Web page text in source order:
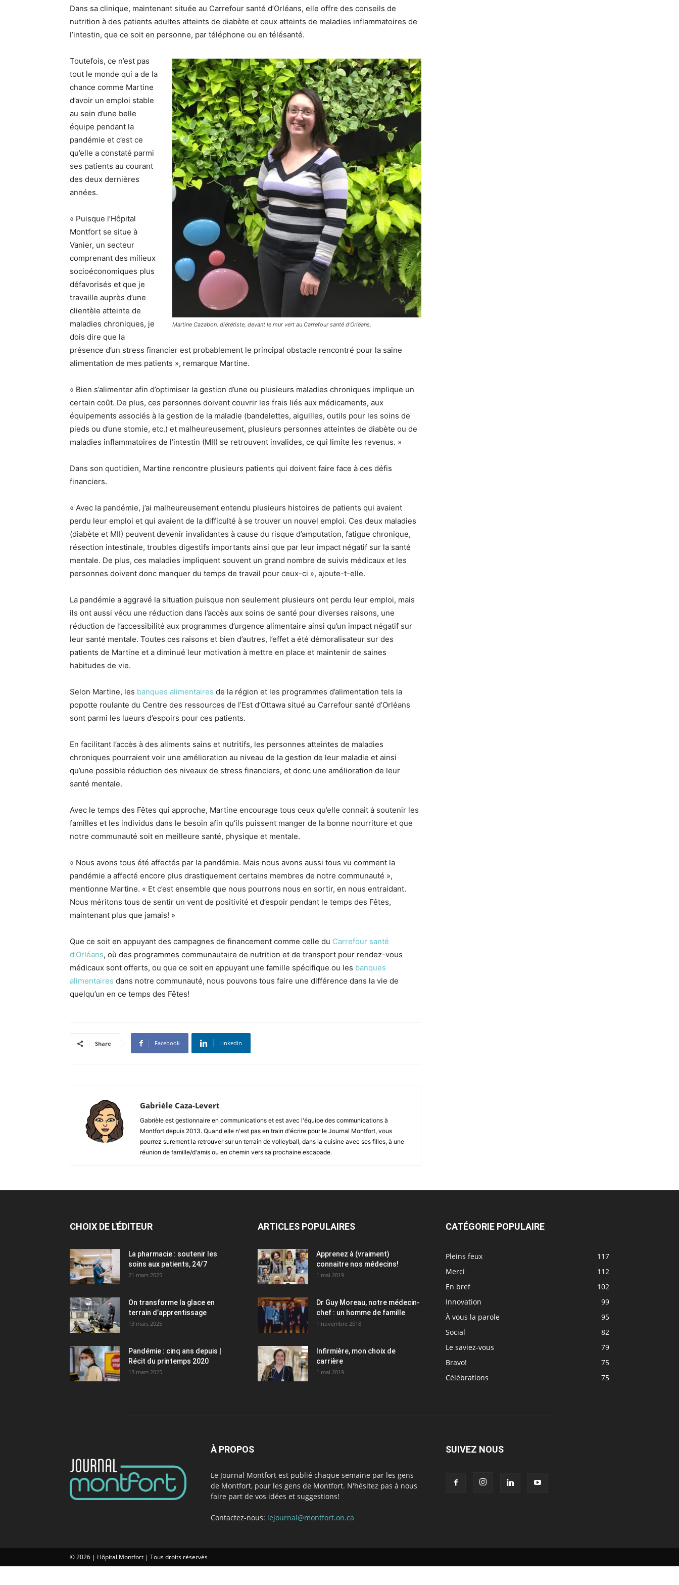
Dans sa clinique, maintenant située au Carrefour santé d’Orléans, elle offre des conseils de
nutrition à des patients adultes atteints de diabète et ceux atteints de maladies inflammatoires de
l’intestin, que ce soit en personne, par téléphone ou en télésanté.
Martine Cazabon, diététiste, devant le mur vert au Carrefour santé d’Orléans.
Toutefois, ce n’est pas
tout le monde qui a de la
chance comme Martine
d’avoir un emploi stable
au sein d’une belle
équipe pendant la
pandémie et c’est ce
qu’elle a constaté parmi
ses patients au courant
des deux dernières
années.
« Puisque l’Hôpital
Montfort se situe à
Vanier, un secteur
comprenant des milieux
socioéconomiques plus
défavorisés et que je
travaille auprès d’une
clientèle atteinte de
maladies chroniques, je
dois dire que la
présence d’un stress financier est probablement le principal obstacle rencontré pour la saine
alimentation de mes patients », remarque Martine.
« Bien s’alimenter afin d’optimiser la gestion d’une ou plusieurs maladies chroniques implique un
certain coût. De plus, ces personnes doivent couvrir les frais liés aux médicaments, aux
équipements associés à la gestion de la maladie (bandelettes, aiguilles, outils pour les soins de
pieds ou d’une stomie, etc.) et malheureusement, plusieurs personnes atteintes de diabète ou de
maladies inflammatoires de l’intestin (MII) se retrouvent invalides, ce qui limite les revenus. »
Dans son quotidien, Martine rencontre plusieurs patients qui doivent faire face à ces défis
financiers.
« Avec la pandémie, j’ai malheureusement entendu plusieurs histoires de patients qui avaient
perdu leur emploi et qui avaient de la difficulté à se trouver un nouvel emploi. Ces deux maladies
(diabète et MII) peuvent devenir invalidantes à cause du risque d’amputation, fatigue chronique,
résection intestinale, troubles digestifs importants ainsi que par leur impact négatif sur la santé
mentale. De plus, ces maladies impliquent souvent un grand nombre de suivis médicaux et les
personnes doivent donc manquer du temps de travail pour ceux-ci », ajoute-t-elle.
La pandémie a aggravé la situation puisque non seulement plusieurs ont perdu leur emploi, mais
ils ont aussi vécu une réduction dans l’accès aux soins de santé pour diverses raisons, une
réduction de l’accessibilité aux programmes d’urgence alimentaire ainsi qu’un impact négatif sur
leur santé mentale. Toutes ces raisons et bien d’autres, l’effet a été démoralisateur sur des
patients de Martine et a diminué leur motivation à mettre en place et maintenir de saines
habitudes de vie.
Selon Martine, les banques alimentaires de la région et les programmes d’alimentation tels la
popotte roulante du Centre des ressources de l’Est d’Ottawa situé au Carrefour santé d’Orléans
sont parmi les lueurs d’espoirs pour ces patients.
En facilitant l’accès à des aliments sains et nutritifs, les personnes atteintes de maladies
chroniques pourraient voir une amélioration au niveau de la gestion de leur maladie et ainsi
qu’une possible réduction des niveaux de stress financiers, et donc une amélioration de leur
santé mentale.
Avec le temps des Fêtes qui approche, Martine encourage tous ceux qu’elle connait à soutenir les
familles et les individus dans le besoin afin qu’ils puissent manger de la bonne nourriture et que
notre communauté soit en meilleure santé, physique et mentale.
« Nous avons tous été affectés par la pandémie. Mais nous avons aussi tous vu comment la
pandémie a affecté encore plus drastiquement certains membres de notre communauté »,
mentionne Martine. « Et c’est ensemble que nous pourrons nous en sortir, en nous entraidant.
Nous méritons tous de sentir un vent de positivité et d’espoir pendant le temps des Fêtes,
maintenant plus que jamais! »
Que ce soit en appuyant des campagnes de financement comme celle du Carrefour santé
d’Orléans, où des programmes communautaire de nutrition et de transport pour rendez-vous
médicaux sont offerts, ou que ce soit en appuyant une famille spécifique ou les banques
alimentaires dans notre communauté, nous pouvons tous faire une différence dans la vie de
quelqu’un en ce temps des Fêtes!
Share Facebook Linkedin
Gabrièle Caza-Levert
Gabrièle est gestionnaire en communications et est avec l'équipe des communications à
Montfort depuis 2013. Quand elle n'est pas en train d'écrire pour le Journal Montfort, vous
pourrez surement la retrouver sur un terrain de volleyball, dans la cuisine avec ses filles, à une
réunion de famille/d'amis ou en chemin vers sa prochaine escapade.
CHOIX DE L'ÉDITEUR
La pharmacie : soutenir les
soins aux patients, 24/7
21 mars 2025
On transforme la glace en
terrain d’apprentissage
13 mars 2025
Pandémie : cinq ans depuis |
Récit du printemps 2020
13 mars 2025
ARTICLES POPULAIRES
Apprenez à (vraiment)
connaitre nos médecins!
1 mai 2019
Dr Guy Moreau, notre médecin-
chef : un homme de famille
1 novembre 2018
Infirmière, mon choix de
carrière
1 mai 2019
CATÉGORIE POPULAIRE
Pleins feux
117
Merci
112
En bref
102
Innovation
99
À vous la parole
95
Social
82
Le saviez-vous
79
Bravo!
75
Célébrations
75
À PROPOS
Le Journal Montfort est publié chaque semaine par les gens
de Montfort, pour les gens de Montfort. N'hésitez pas à nous
faire part de vos idées et suggestions!
Contactez-nous: lejournal@montfort.on.ca
SUIVEZ NOUS
© 2026 | Hôpital Montfort | Tous droits réservés